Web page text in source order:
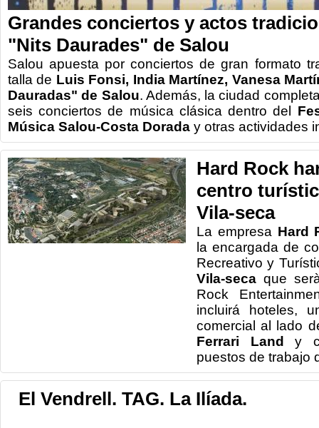
Grandes conciertos y actos
"Nits Daurades" de Salou
Salou apuesta por conciertos de gran formato
talla de Luis Fonsi, India Martínez, Vanesa
Dauradas" de Salou. Además, la ciudad
seis conciertos de música clásica dentro del
Música Salou-Costa Dorada y otras actividades
Hard Rock
centro
Vila-seca
La empresa Hard
la encargada de
Recreativo y
Vila-seca que
Rock
incluirá hoteles,
comercial al lado
Ferrari Land y
puestos de trabajo
El Vendrell. TAG. La Ilíada.